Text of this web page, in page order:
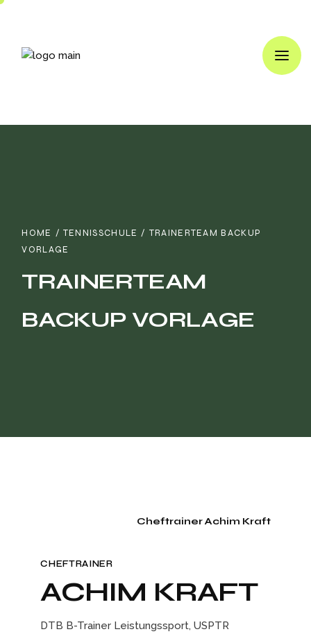
HOME TENNISSCHULE
TRAINERTEAM BACKUP
VORLAGE
TRAINERTEAM
BACKUP VORLAGE
Cheftrainer Achim Kraft
CHEFTRAINER
ACHIM KRAFT
DTB B-Trainer Leistungssport, USPTR